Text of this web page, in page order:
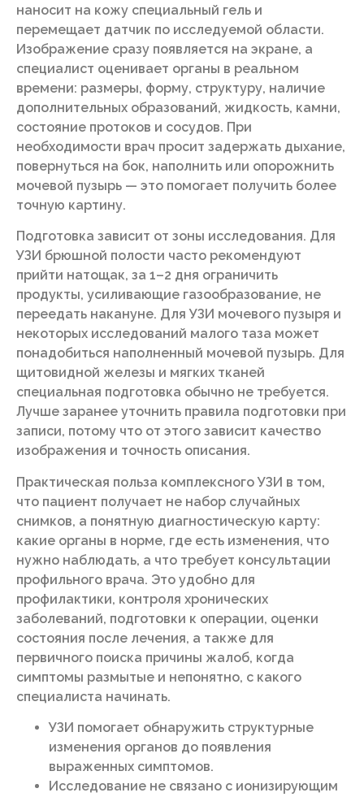
наносит на кожу специальный гель и
перемещает датчик по исследуемой области.
Изображение сразу появляется на экране, а
специалист оценивает органы в реальном
времени: размеры, форму, структуру, наличие
дополнительных образований, жидкость, камни,
состояние протоков и сосудов. При
необходимости врач просит задержать дыхание,
повернуться на бок, наполнить или опорожнить
мочевой пузырь — это помогает получить более
точную картину.
Подготовка зависит от зоны исследования. Для
УЗИ брюшной полости часто рекомендуют
прийти натощак, за 1–2 дня ограничить
продукты, усиливающие газообразование, не
переедать накануне. Для УЗИ мочевого пузыря и
некоторых исследований малого таза может
понадобиться наполненный мочевой пузырь. Для
щитовидной железы и мягких тканей
специальная подготовка обычно не требуется.
Лучше заранее уточнить правила подготовки при
записи, потому что от этого зависит качество
изображения и точность описания.
Практическая польза комплексного УЗИ в том,
что пациент получает не набор случайных
снимков, а понятную диагностическую карту:
какие органы в норме, где есть изменения, что
нужно наблюдать, а что требует консультации
профильного врача. Это удобно для
профилактики, контроля хронических
заболеваний, подготовки к операции, оценки
состояния после лечения, а также для
первичного поиска причины жалоб, когда
симптомы размытые и непонятно, с какого
специалиста начинать.
УЗИ помогает обнаружить структурные
изменения органов до появления
выраженных симптомов.
Исследование не связано с ионизирующим